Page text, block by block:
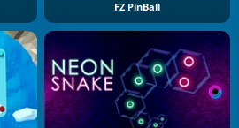
FZ PinBall